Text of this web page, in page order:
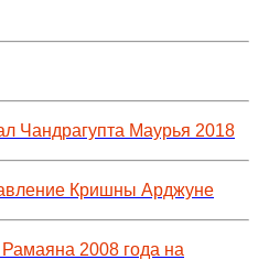
Чандрагупта Маурья 2018
Кришны Арджуне
2008 года на